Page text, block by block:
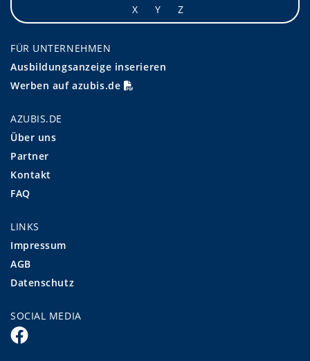
X
Y Z
FÜR UNTERNEHMEN
Ausbildungsanzeige inserieren
Werben auf azubis.de
AZUBIS.DE
Über uns
Partner
Kontakt
FAQ
LINKS
Impressum
AGB
Datenschutz
SOCIAL MEDIA